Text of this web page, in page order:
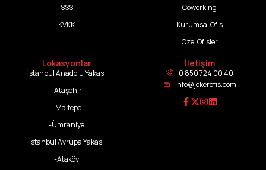
SSS
KVKK
Coworking
Kurumsal Ofis
Özel Ofisler
Lokasyonlar
İstanbul Anadolu Yakası
-Ataşehir
-Maltepe
-Ümraniye
İstanbul Avrupa Yakası
-Ataköy
İletişim
0 850 724 00 40
info@jokerofis.com